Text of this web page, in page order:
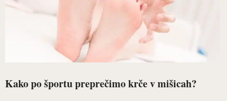
Kako po športu preprečimo krče v mišicah?